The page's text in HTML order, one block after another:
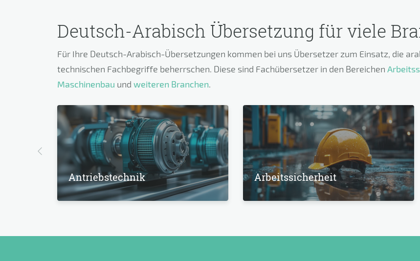
Deutsch-Arabisch Übersetzung für viele
Für Ihre Deutsch-Arabisch-Übersetzungen kommen bei uns Übersetzer zum Einsatz, die
technischen Fachbegriffe beherrschen. Diese sind Fachübersetzer in den Bereichen
Maschinenbau und weiteren Branchen.
Antriebstechnik Arbeitssicherheit